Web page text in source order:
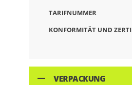
TARIFNUMMER
KONFORMITÄT UND
VERPACKUNG